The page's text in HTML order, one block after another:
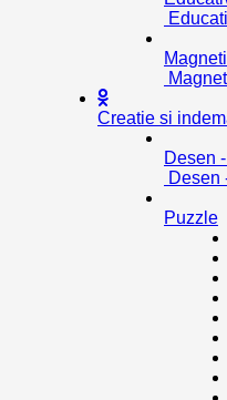
Creatie si
Desen
Desen
Puzzle